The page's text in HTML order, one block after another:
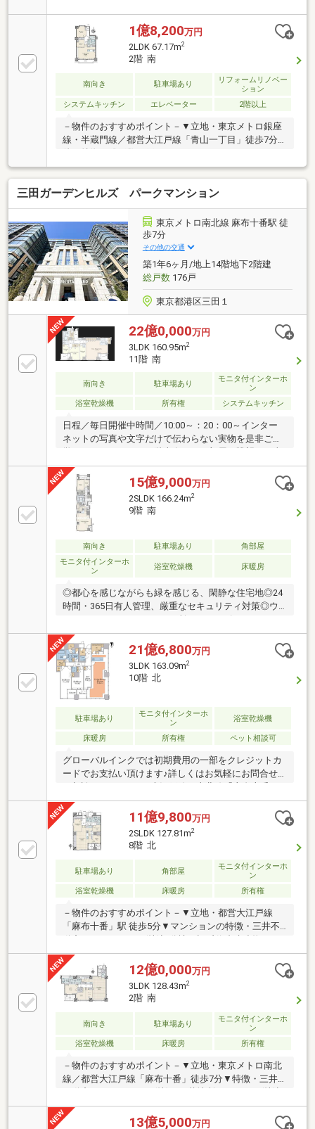
ター付きタンクレストイレ ・1317サイズのユニット
バス ・2つの洋室を行き来できる大きなウォークイ
ンクローゼット ・リビングからの光を取り込める明
るい洋室 ・寝室は、高級感あふれるカーペット仕様
リング ・床下の配管、給湯器など水回りも更新
※【その他専有面積】専用庭面積：23.49㎡※2027年大
規模修繕工事予定※借地存続期間：令和39年6月22日ま
1億8,200万円
2LDK 67.17m2
2階 南
南向き 駐車場あり
リフォームリノベー
ション
システムキッチン
エレベーター 2階以上
－物件のおすすめポイント－▼立地・東京メトロ銀座
線・半蔵門線／都営大江戸線「青山一丁目」徒歩7分
オートロックシステム有・南向きバルコニーに面した
LDKは約16.4帖・リビングを見渡せる対面式キッチ
ン・各洋室に収納を設置▼室内リフォーム履歴【2025
年12月】キッチン・洗面台交換、クロス張替(洗面所・
玄関・廊下) 他【2024年10月】1LDK→2LDKへ間取変
更、リビング壁面に間接照明付のTV台造作 他■ ご希望
の住まい探しをお手伝いします ━━━━━・・・物件
の詳細・ご相談はお気軽にお問い合わせください。
三田ガーデンヒルズ パークマンション
東京メトロ南北線 麻布十番駅 徒
歩7分
その他の交通
築1年6ヶ月/地上14階地下2階建
総戸数176戸
東京都港区三田１
22億0,000万円
3LDK 160.95m2
11階 南
南向き 駐車場あり
モニタ付インターホ
ン
浴室乾燥機
所有権 システムキッチン
日程／毎日開催中時間／10:00～：20：00～インター
ネットの写真や文字だけで伝わらない実物を是非ご見
たりともに良好！専有面積160.95㎡のゆとりある住戸
に、リーゾートホテルさながらの充実した共有設備を
備えた、ラグジュアリーな住空間。
15億9,000万円
2SLDK 166.24m2
9階 南
南向き 駐車場あり
角部屋
モニタ付インターホ
ン
浴室乾燥機 床暖房
◎都心を感じながらも緑を感じる、閑静な住宅地◎24
時間・365日有人管理、厳重なセキュリティ対策◎ウ
ゼット・ストレージを備えた充実した収納スペース◎
豊かな気持ちになれる、広々した間取り◎三井不動産
グループと三菱地所グループの共同開発◎徒歩10分以
内で3路線利用可能
21億6,800万円
3LDK 163.09m2
10階 北
駐車場あり
モニタ付インターホ
ン
浴室乾燥機
床暖房 所有権 ペット相談可
グローバルインクでは初期費用の一部をクレジットカ
ードでお支払い頂けます♪詳しくはお気軽にお問合せ
駅徒歩5分。■旧逓信省簡易保険局庁舎跡地を開発した
大規模コミュニティ。■LDK2面+全室床暖房を完備。
■SIC+WIC+トランクルーム+他で家中がすっきり。■帝
国ホテル提携のコンシェルジュサービスやバーラウン
ジ、キュレーションレストランなど上質なサービスを
提供。■キッズルームやフィットネスなど充実の共用
部が魅力です。【無料】お車送迎サービスを実施して
おります。
11億9,800万円
2SLDK 127.81m2
8階 北
駐車場あり 角部屋
モニタ付インターホ
ン
浴室乾燥機
床暖房 所有権
－物件のおすすめポイント－▼立地・都営大江戸線
「麻布十番」駅 徒歩5分▼マンションの特徴・三井不
部保存・再生したファザード・デザイン・全戸ZEH-
Orientedマンション・帝国ホテルと提携したコンシェ
ルジュサービス▼住戸の特徴・専有面積127.81平米の
2SLDK・回遊性のあるアイランドキッチン・宅配の授
駐車場専用使用権有(バレーサービス付／車種による)■
━━━━━・・・物件の詳細・ご相談はお気軽にお問
い合わせください。
12億0,000万円
3LDK 128.43m2
2階 南
南向き 駐車場あり
モニタ付インターホ
ン
浴室乾燥機
床暖房 所有権
－物件のおすすめポイント－▼立地・東京メトロ南北
線／都営大江戸線「麻布十番」徒歩7分▼特徴・三井
分譲・専有面積128.43平米の3LDK・WIC・SIC等の収
納有・1822サイズの浴室・ダブルボウル仕様の洗面化
13億5,000万円